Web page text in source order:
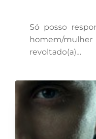
Só posso
homem/
revoltado(a)…